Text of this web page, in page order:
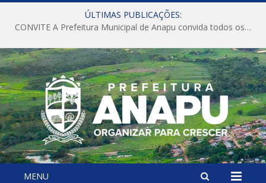
ÚLTIMAS PUBLICAÇÕES:
CONVITE A Prefeitura Municipal de Anapu convida todos os servidores públicos municipais para participarem da Audiência Pública de discussão da Lei de Diretrizes Orçamentárias (LDO), importante instrumento de planejamento das ações e investimentos da Administração Pública para o próximo exercício financeiro.
MENU